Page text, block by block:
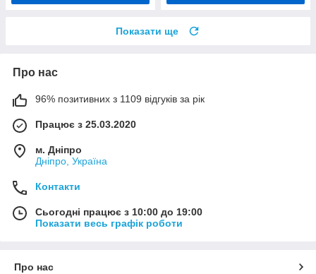
Показати ще
Про нас
96% позитивних з 1109 відгуків за рік
Працює з 25.03.2020
м. Дніпро
Дніпро, Україна
Контакти
Сьогодні працює з 10:00 до 19:00
Показати весь графік роботи
Про нас